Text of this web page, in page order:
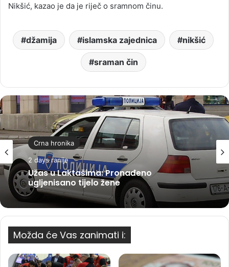
Nikšić, kazao je da je riječ o sramnom činu.
džamija islamska zajednica nikšić
sraman čin
Crna hronika
2 days ranije
Užas u Laktašima: Pronađeno
ugljenisano tijelo žene
Možda će Vas zanimati i: